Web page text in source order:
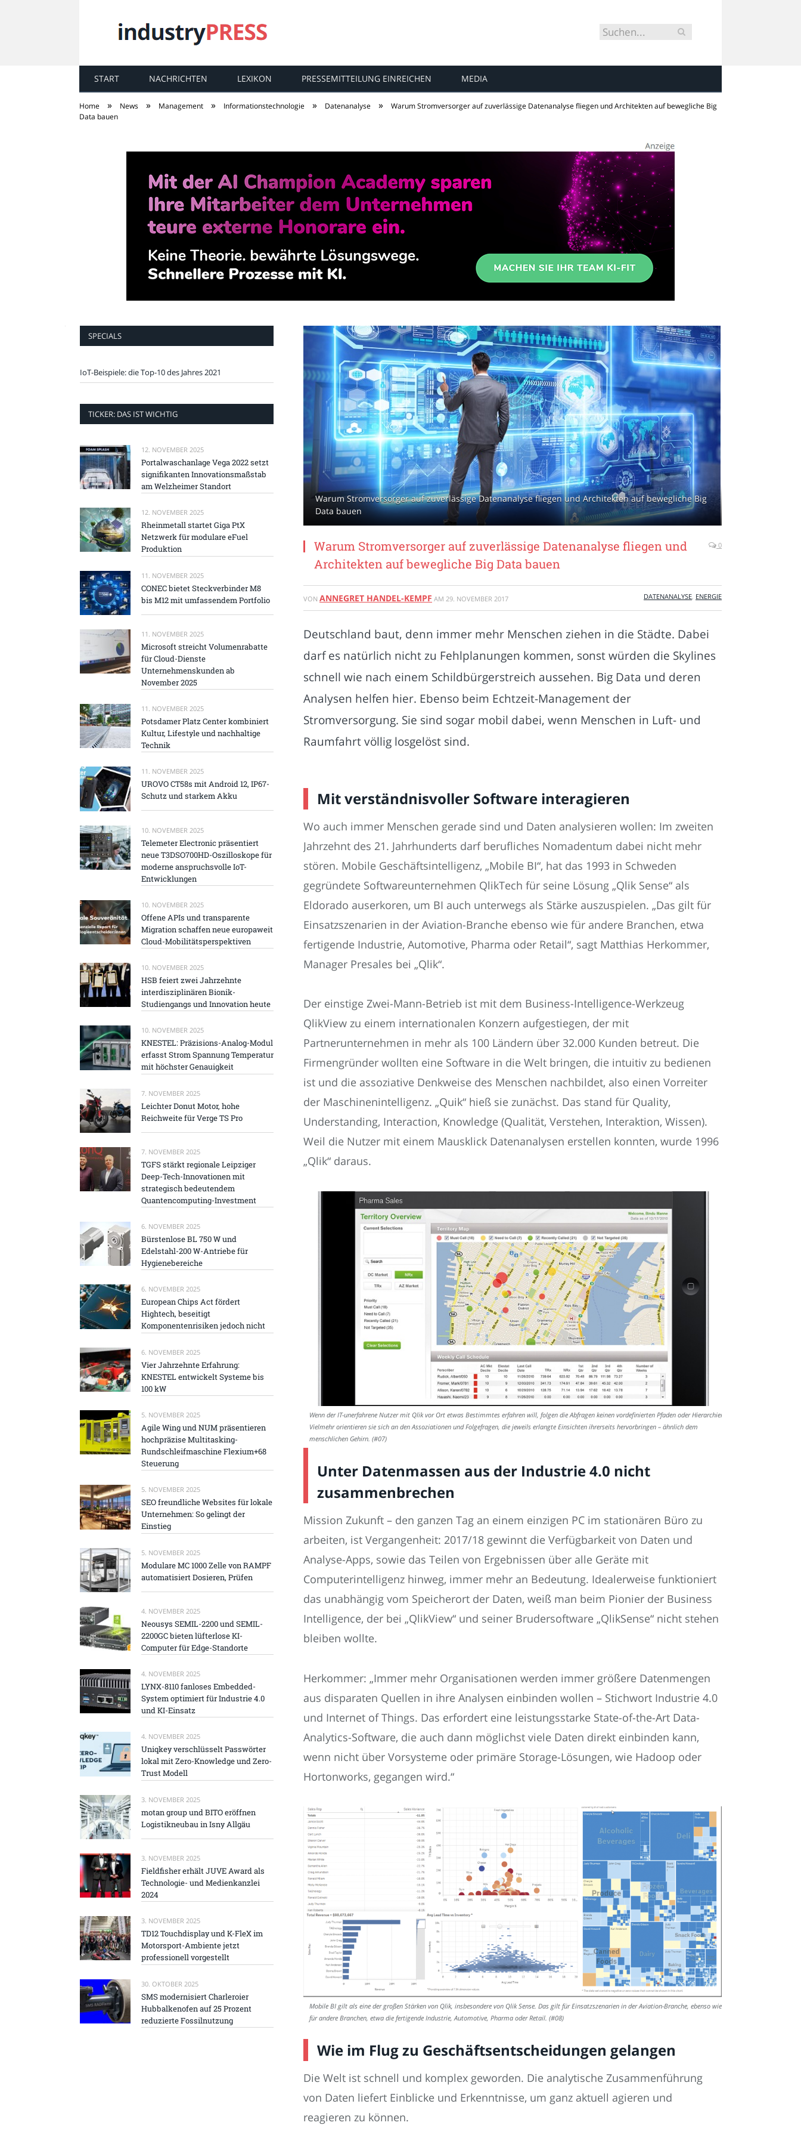
industryPRESS
START NACHRICHTEN LEXIKON PRESSEMITTEILUNG EINREICHEN MEDIA
Home » News » Management » Informationstechnologie » Datenanalyse »
Warum Stromversorger auf zuverlässige Datenanalyse fliegen und Architekten auf bewegliche Big
Data bauen
Warum Stromversorger auf zuverlässige Datenanalyse fliegen und Architekten auf bewegliche Big
Data bauen
Warum Stromversorger auf zuverlässige Datenanalyse fliegen und
Architekten auf bewegliche Big Data bauen
0
VON ANNEGRET HANDEL-KEMPF AM 29. NOVEMBER 2017 DATENANALYSE, ENERGIE
Deutschland baut, denn immer mehr Menschen ziehen in die Städte. Dabei
darf es natürlich nicht zu Fehlplanungen kommen, sonst würden die Skylines
schnell wie nach einem Schildbürgerstreich aussehen. Big Data und deren
Analysen helfen hier. Ebenso beim Echtzeit-Management der
Stromversorgung. Sie sind sogar mobil dabei, wenn Menschen in Luft- und
Raumfahrt völlig losgelöst sind.
Mit verständnisvoller Software interagieren
Wo auch immer Menschen gerade sind und Daten analysieren wollen: Im zweiten
Jahrzehnt des 21. Jahrhunderts darf berufliches Nomadentum dabei nicht mehr
stören. Mobile Geschäftsintelligenz, „Mobile BI“, hat das 1993 in Schweden
gegründete Softwareunternehmen QlikTech für seine Lösung „Qlik Sense“ als
Eldorado auserkoren, um BI auch unterwegs als Stärke auszuspielen. „Das gilt für
Einsatzszenarien in der Aviation-Branche ebenso wie für andere Branchen, etwa
fertigende Industrie, Automotive, Pharma oder Retail“, sagt Matthias Herkommer,
Manager Presales bei „Qlik“.
Der einstige Zwei-Mann-Betrieb ist mit dem Business-Intelligence-Werkzeug
QlikView zu einem internationalen Konzern aufgestiegen, der mit
Partnerunternehmen in mehr als 100 Ländern über 32.000 Kunden betreut. Die
Firmengründer wollten eine Software in die Welt bringen, die intuitiv zu bedienen
ist und die assoziative Denkweise des Menschen nachbildet, also einen Vorreiter
der Maschinenintelligenz. „Quik“ hieß sie zunächst. Das stand für Quality,
Understanding, Interaction, Knowledge (Qualität, Verstehen, Interaktion, Wissen).
Weil die Nutzer mit einem Mausklick Datenanalysen erstellen konnten, wurde 1996
„Qlik“ daraus.
Wenn der IT-unerfahrene Nutzer mit Qlik vor Ort etwas Bestimmtes erfahren will, folgen die Abfragen keinen vordefinierten Pfaden oder Hierarchien.
Vielmehr orientieren sie sich an den Assoziationen und Folgefragen, die jeweils erlangte Einsichten ihrerseits hervorbringen – ähnlich dem
menschlichen Gehirn. (#07)
Unter Datenmassen aus der Industrie 4.0 nicht
zusammenbrechen
Mission Zukunft – den ganzen Tag an einem einzigen PC im stationären Büro zu
arbeiten, ist Vergangenheit: 2017/18 gewinnt die Verfügbarkeit von Daten und
Analyse-Apps, sowie das Teilen von Ergebnissen über alle Geräte mit
Computerintelligenz hinweg, immer mehr an Bedeutung. Idealerweise funktioniert
das unabhängig vom Speicherort der Daten, weiß man beim Pionier der Business
Intelligence, der bei „QlikView“ und seiner Brudersoftware „QlikSense“ nicht stehen
bleiben wollte.
Herkommer: „Immer mehr Organisationen werden immer größere Datenmengen
aus disparaten Quellen in ihre Analysen einbinden wollen – Stichwort Industrie 4.0
und Internet of Things. Das erfordert eine leistungsstarke State-of-the-Art Data-
Analytics-Software, die auch dann möglichst viele Daten direkt einbinden kann,
wenn nicht über Vorsysteme oder primäre Storage-Lösungen, wie Hadoop oder
Hortonworks, gegangen wird.“
Mobile BI gilt als eine der großen Stärken von Qlik, insbesondere von Qlik Sense. Das gilt für Einsatzszenarien in der Aviation-Branche, ebenso wie
für andere Branchen, etwa die fertigende Industrie, Automotive, Pharma oder Retail. (#08)
Wie im Flug zu Geschäftsentscheidungen gelangen
Die Welt ist schnell und komplex geworden. Die analytische Zusammenführung
von Daten liefert Einblicke und Erkenntnisse, um ganz aktuell agieren und
reagieren zu können.
SPECIALS
IoT-Beispiele: die Top-10 des Jahres 2021
TICKER: DAS IST WICHTIG
12. NOVEMBER 2025
Portalwaschanlage Vega 2022 setzt
signifikanten Innovationsmaßstab
am Welzheimer Standort
12. NOVEMBER 2025
Rheinmetall startet Giga PtX
Netzwerk für modulare eFuel
Produktion
11. NOVEMBER 2025
CONEC bietet Steckverbinder M8
bis M12 mit umfassendem Portfolio
11. NOVEMBER 2025
Microsoft streicht Volumenrabatte
für Cloud-Dienste
Unternehmenskunden ab
November 2025
11. NOVEMBER 2025
Potsdamer Platz Center kombiniert
Kultur, Lifestyle und nachhaltige
Technik
11. NOVEMBER 2025
UROVO CT58s mit Android 12, IP67-
Schutz und starkem Akku
10. NOVEMBER 2025
Telemeter Electronic präsentiert
neue T3DSO700HD-Oszilloskope für
moderne anspruchsvolle IoT-
Entwicklungen
10. NOVEMBER 2025
Offene APIs und transparente
Migration schaffen neue europaweit
Cloud-Mobilitätsperspektiven
10. NOVEMBER 2025
HSB feiert zwei Jahrzehnte
interdisziplinären Bionik-
Studiengangs und Innovation heute
10. NOVEMBER 2025
KNESTEL: Präzisions-Analog-Modul
erfasst Strom Spannung Temperatur
mit höchster Genauigkeit
7. NOVEMBER 2025
Leichter Donut Motor, hohe
Reichweite für Verge TS Pro
7. NOVEMBER 2025
TGFS stärkt regionale Leipziger
Deep-Tech-Innovationen mit
strategisch bedeutendem
Quantencomputing-Investment
6. NOVEMBER 2025
Bürstenlose BL 750 W und
Edelstahl-200 W-Antriebe für
Hygienebereiche
6. NOVEMBER 2025
European Chips Act fördert
Hightech, beseitigt
Komponentenrisiken jedoch nicht
6. NOVEMBER 2025
Vier Jahrzehnte Erfahrung:
KNESTEL entwickelt Systeme bis
100 kW
5. NOVEMBER 2025
Agile Wing und NUM präsentieren
hochpräzise Multitasking-
Rundschleifmaschine Flexium+68
Steuerung
5. NOVEMBER 2025
SEO freundliche Websites für lokale
Unternehmen: So gelingt der
Einstieg
5. NOVEMBER 2025
Modulare MC 1000 Zelle von RAMPF
automatisiert Dosieren, Prüfen
4. NOVEMBER 2025
Neousys SEMIL-2200 und SEMIL-
2200GC bieten lüfterlose KI-
Computer für Edge-Standorte
4. NOVEMBER 2025
LYNX-8110 fanloses Embedded-
System optimiert für Industrie 4.0
und KI-Einsatz
4. NOVEMBER 2025
Uniqkey verschlüsselt Passwörter
lokal mit Zero-Knowledge und Zero-
Trust Modell
3. NOVEMBER 2025
motan group und BITO eröffnen
Logistikneubau in Isny Allgäu
3. NOVEMBER 2025
Fieldfisher erhält JUVE Award als
Technologie- und Medienkanzlei
2024
3. NOVEMBER 2025
TD12 Touchdisplay und K-FleX im
Motorsport-Ambiente jetzt
professionell vorgestellt
30. OKTOBER 2025
SMS modernisiert Charleroier
Hubbalkenofen auf 25 Prozent
reduzierte Fossilnutzung